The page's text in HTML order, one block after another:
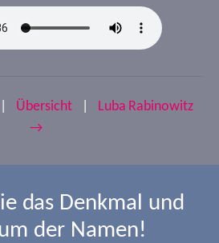
Übersicht
Luba Rabinowitz
→
das Denkmal und
der Namen!